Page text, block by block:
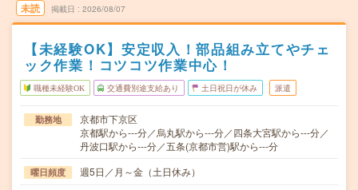
未読 掲載日 2026/08/07
【未経験OK】安定収入！部品組み立てやチェ
ック作業！コツコツ作業中心！
職種未経験OK 交通費別途支給あり 土日祝日が休み 派遣
勤務地
京都市下京区
京都駅から---分／烏丸駅から---分／四条大宮駅から---分／
丹波口駅から---分／五条(京都市営)駅から---分
曜日頻度 週5日／月～金（土日休み）